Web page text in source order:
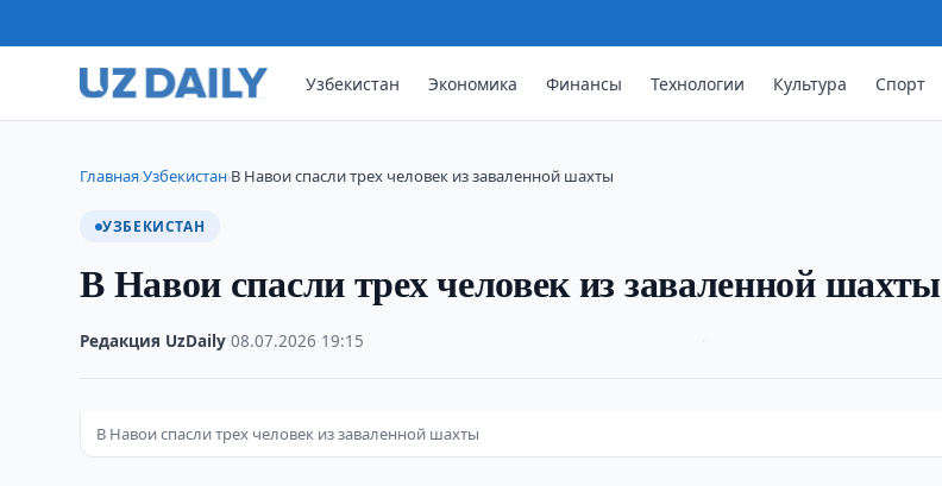
Узбекистан Экономика Финансы Технологии Культура Спорт
Главная›Узбекистан›В Навои спасли трех человек из заваленной шахты
УЗБЕКИСТАН
В Навои спасли трех человек из заваленной шахты
Редакция UzDaily ·08.07.2026 19:15
В Навои спасли трех человек из заваленной шахты